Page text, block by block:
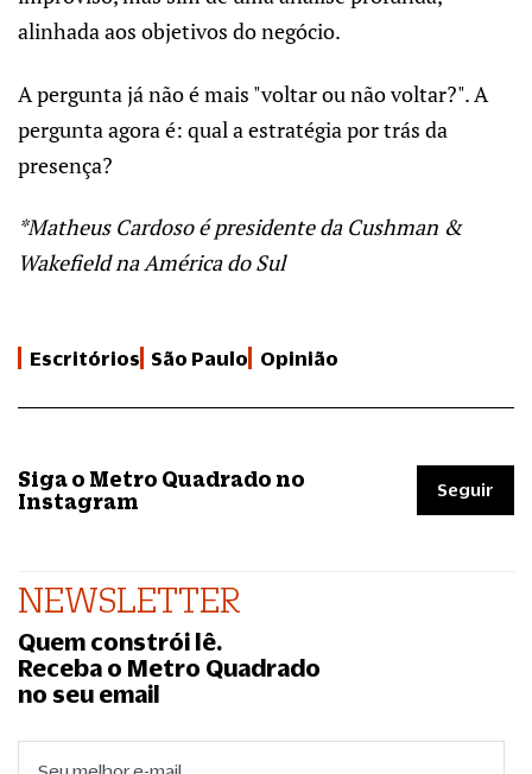
alinhada aos objetivos do negócio.
A pergunta já não é mais "voltar ou não voltar?". A
pergunta agora é: qual a estratégia por trás da
presença?
*Matheus Cardoso é presidente da Cushman &
Wakefield na América do Sul
Escritórios São Paulo Opinião
Siga o Metro Quadrado no
Instagram
Seguir
NEWSLETTER
Quem constrói lê.
Receba o Metro Quadrado
no seu email